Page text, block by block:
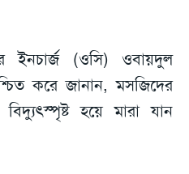
ইনচার্জ (ওসি) ওবায়দুল
করে জানান, মসজিদের
হয়ে মারা যান